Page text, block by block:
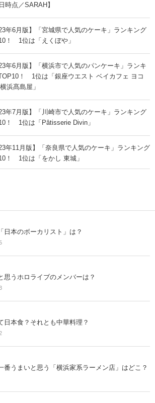
時点／SARAH】
年6月版】「宮城県で人気のケーキ」ランキング
！ 1位は「えくぼや」
年6月版】「横浜市で人気のパンケーキ」ランキ
！ 1位は「銀座ウエスト ベイカフェ ヨコ
浜髙島屋」
年7月版】「川崎市で人気のケーキ」ランキング
！ 1位は「Pâtisserie Divin」
年11月版】「奈良県で人気のケーキ」ランキング
！ 1位は「をかし 東城」
日本のボーカリスト」は？
思うホロライブのメンバーは？
日本食？それとも中華料理？
番うまいと思う「横浜家系ラーメン店」はどこ？